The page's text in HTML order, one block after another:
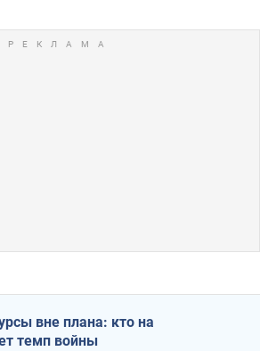
вне плана: кто на
темп войны